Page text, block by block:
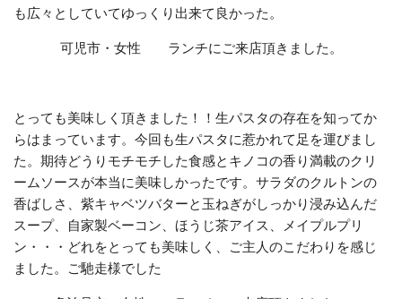
も広々としていてゆっくり出来て良かった。
可児市・女性 ランチにご来店頂きました。
とっても美味しく頂きました！！生パスタの存在を知ってか
らはまっています。今回も生パスタに惹かれて足を運びまし
た。期待どうりモチモチした食感とキノコの香り満載のクリ
ームソースが本当に美味しかったです。サラダのクルトンの
香ばしさ、紫キャベツバターと玉ねぎがしっかり浸み込んだ
スープ、自家製ベーコン、ほうじ茶アイス、メイプルプリ
ン・・・どれをとっても美味しく、ご主人のこだわりを感じ
ました。ご馳走様でした